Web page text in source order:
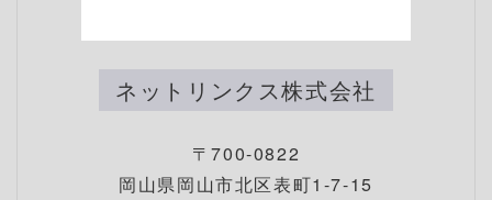
ネットリンクス株式会社
〒700-0822
岡山県岡山市北区表町1-7-15